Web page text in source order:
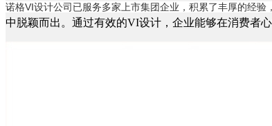
诺格VI设计公司 已服务多家上市集团企业，积累了丰厚的经验
中脱颖而出。通过有效的VI设计，企业能够在消费者